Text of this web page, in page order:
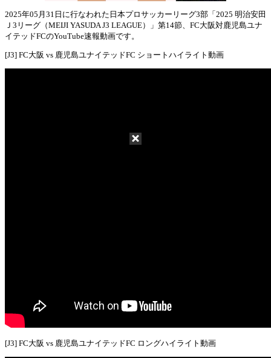
2025年05月31日に行なわれた日本プロサッカーリーグ3部「2025 明治安田
Ｊ3リーグ（MEIJI YASUDA J3 LEAGUE）」第14節、FC大阪対鹿児島ユナ
イテッドFCのYouTube速報動画です。
[J3] FC大阪 vs 鹿児島ユナイテッドFC ショートハイライト動画
[J3] FC大阪 vs 鹿児島ユナイテッドFC ロングハイライト動画